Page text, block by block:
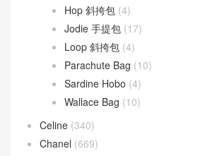
Hop 斜挎包 (4)
Jodie 手提包 (17)
Loop 斜挎包 (4)
Parachute Bag (10)
Sardine Hobo (4)
Wallace Bag (10)
Celine (340)
Chanel (669)